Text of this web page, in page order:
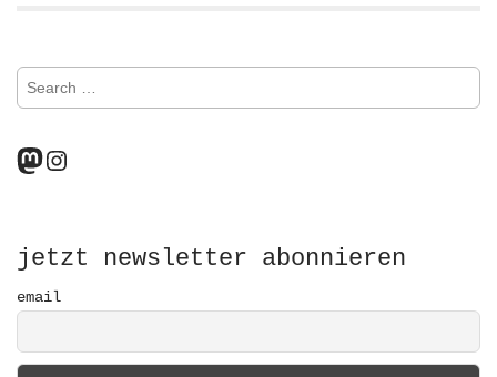
S
c
r
:
Mastodon
Instagram
jetzt newsletter abonnieren
email